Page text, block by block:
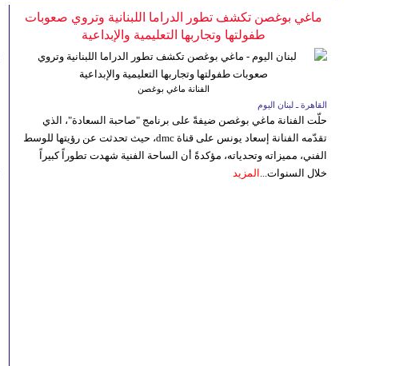
ماغي بوغصن تكشف تطور الدراما اللبنانية وتروي صعوبات
طفولتها وتجاربها التعليمية والإبداعية
الفنانة ماغي بوغصن
القاهرة ـ لبنان اليوم
حلّت الفنانة ماغي بوغصن ضيفةً على برنامج "صاحبة السعادة"، الذي
تقدّمه الفنانة إسعاد يونس على قناة dmc، حيث تحدثت عن رؤيتها للوسط
الفني، مميزاته وتحدياته، مؤكدةً أن الساحة الفنية شهدت تطوراً كبيراً
خلال السنوات... المزيد